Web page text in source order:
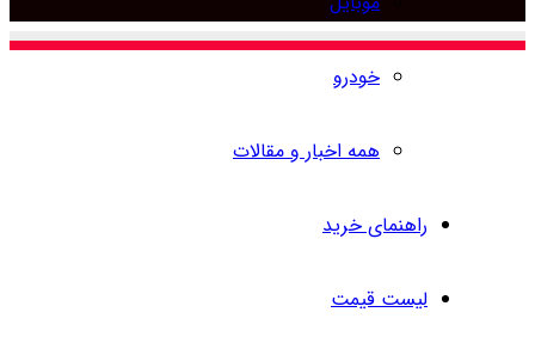
خودرو
همه اخبار و مقالات
راهنمای خرید
لیست قیمت
برای